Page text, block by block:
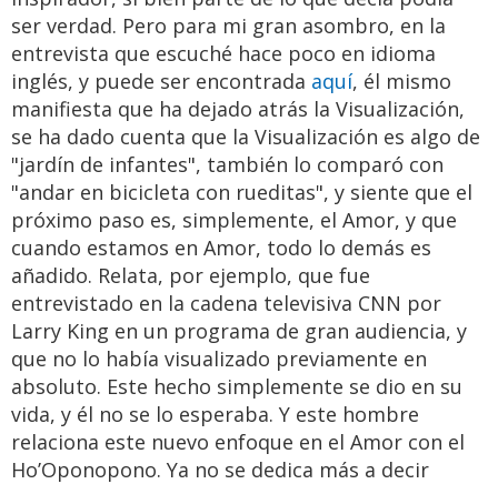
ser verdad. Pero para mi gran asombro, en la
entrevista que escuché hace poco en idioma
inglés, y puede ser encontrada aquí, él mismo
manifiesta que ha dejado atrás la Visualización,
se ha dado cuenta que la Visualización es algo de
"jardín de infantes", también lo comparó con
"andar en bicicleta con rueditas", y siente que el
próximo paso es, simplemente, el Amor, y que
cuando estamos en Amor, todo lo demás es
añadido. Relata, por ejemplo, que fue
entrevistado en la cadena televisiva CNN por
Larry King en un programa de gran audiencia, y
que no lo había visualizado previamente en
absoluto. Este hecho simplemente se dio en su
vida, y él no se lo esperaba. Y este hombre
relaciona este nuevo enfoque en el Amor con el
Ho’Oponopono. Ya no se dedica más a decir